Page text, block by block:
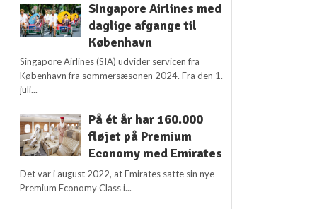
Singapore Airlines med
daglige afgange til
København
Singapore Airlines (SIA) udvider servicen fra
København fra sommersæsonen 2024. Fra den 1.
juli...
På ét år har 160.000
fløjet på Premium
Economy med Emirates
Det var i august 2022, at Emirates satte sin nye
Premium Economy Class i...